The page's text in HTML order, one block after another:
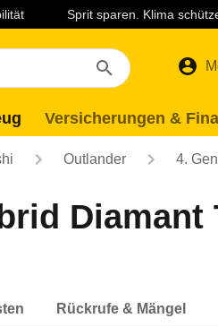
Sprit sparen. Klima
Versicherungen &
Outlander 4.
Diamant
Rückrufe & Mängel